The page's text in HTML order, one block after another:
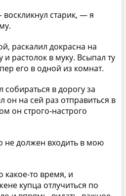
старик, — я
раскалил докрасна на
и растолок в муку. Всыпал ту
его в одной из комнат.
собираться в дорогу за
на сей раз отправиться в
он строго-настрого
не должен входить в мою
какое-то время, и
купца отлучиться по